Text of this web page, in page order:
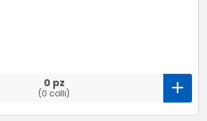
0 pz
(0 colli)